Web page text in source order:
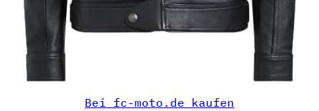
Bei fc-moto.de kaufen